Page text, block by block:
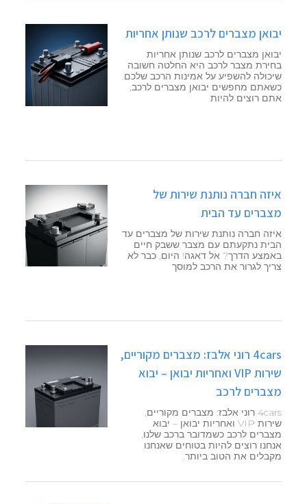
יבואן מצברים לרכב שנותן אחריות
יבואן מצברים לרכב שנותן אחריות
בחירת מצבר לרכב היא החלטה חשובה
שיכולה להשפיע על אמינות הרכב שלכם.
כשאתם מחפשים יבואן מצברים לרכב,
אתם רוצים להיות
איזה חברה נותנת שירות של
מצברים עד הבית
איזה חברה נותנת שירות של מצברים עד
הבית נתקעתם עם מצבר ששבק חיים
באמצע הדרך? אל דאגה! היום, כבר לא
צריך לגרור את הרכב למוסך
4cars רוני אלבז: מצברים מקוריים,
שירות VIP ואחריות יבואן – יבוא
מצברים לרכב
4cars רוני אלבז: מצברים מקוריים,
שירות VIP ואחריות יבואן – יבוא
מצברים לרכב כשמדובר ברכב שלנו,
אנחנו רוצים להיות בטוחים שאנחנו
מקבלים את הטוב ביותר.